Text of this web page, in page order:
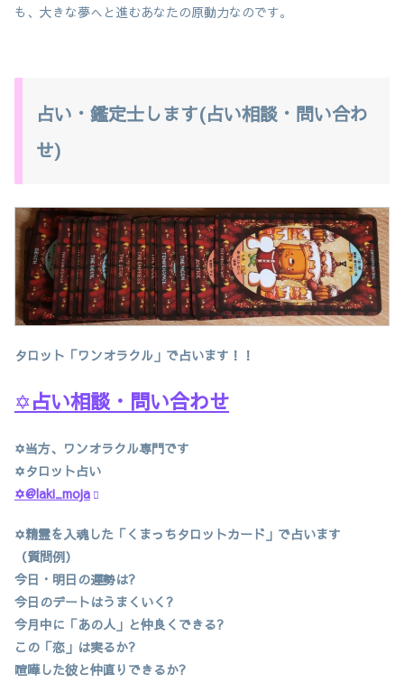
も、大きな夢へと進むあなたの原動力なのです。
占い・鑑定士します(占い相談・問い合わ
せ)
タロット「ワンオラクル」で占います！！
✡占い相談・問い合わせ
✡当方、ワンオラクル専門です
✡タロット占い
✡@laki_moja
✡精霊を入魂した「くまっちタロットカード」で占います
（質問例）
今日・明日の運勢は?
今日のデートはうまくいく?
今月中に「あの人」と仲良くできる?
この「恋」は実るか?
喧嘩した彼と仲直りできるか?